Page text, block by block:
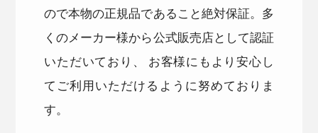
ので本物の正規品であること絶対保証。多
くのメーカー様から公式販売店として認証
いただいており、 お客様にもより安心し
てご利用いただけるように努めておりま
す。